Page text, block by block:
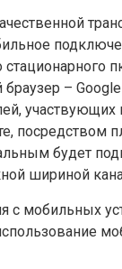
– Google
посредством
будет
шириной
с мобильных